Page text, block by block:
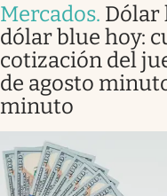
Mercados. Dólar
dólar blue hoy:
cotización del
de agosto
minuto